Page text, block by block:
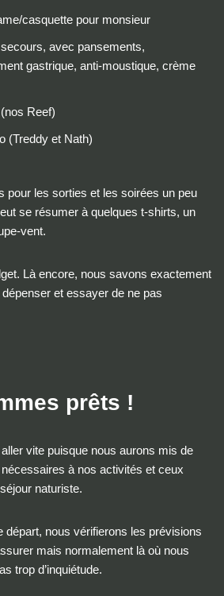
casquette pour monsieur
avec pansements,
gastrique, anti-moustique, crème
Reef)
(Treddy et Nath)
pour les sorties et les soirées un peu
se résumer à quelques t-shirts, un
vent.
Là encore, nous savons exactement
et essayer de ne pas
prêts !
vite puisque nous aurons mis de
à nos activités et ceux
naturiste.
départ, nous vérifierons les prévisions
mais normalement là où nous
trop d’inquiétude.